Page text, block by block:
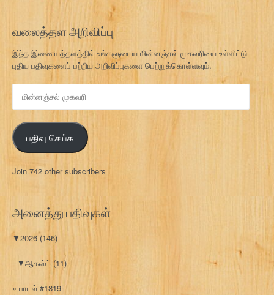
வலைத்தள அறிவிப்பு
இந்த இணையத்தளத்தில் உங்களுடைய மின்னஞ்சல் முகவரியை உள்ளிட்டு
புதிய பதிவுகளைப் பற்றிய அறிவிப்புகளை பெற்றுக்கொள்ளவும்.
ஞ்
ச
ல்
க
வ
பதிவு செய்க
Join 742 other subscribers
அனைத்து பதிவுகள்
▼2026 (146)
▼ஆகஸ்ட் (11)
பாடல் #1819